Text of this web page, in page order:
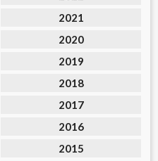
2021
2020
2019
2018
2017
2016
2015